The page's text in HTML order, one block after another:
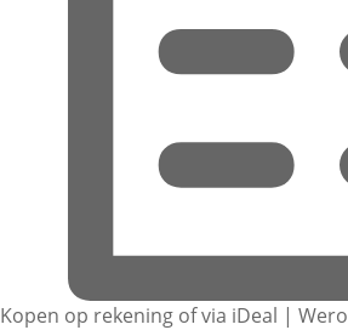
Kopen op rekening of via iDeal | Wero